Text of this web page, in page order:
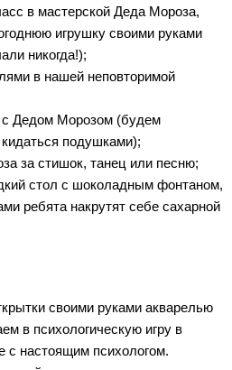
в мастерской Деда Мороза,
игрушку своими руками
никогда!);
в нашей неповторимой
Дедом Морозом (будем
подушками);
за стишок, танец или песню;
стол с шоколадным фонтаном,
ребята накрутят себе сахарной
своими руками акварелью
в психологическую игру в
с настоящим психологом.